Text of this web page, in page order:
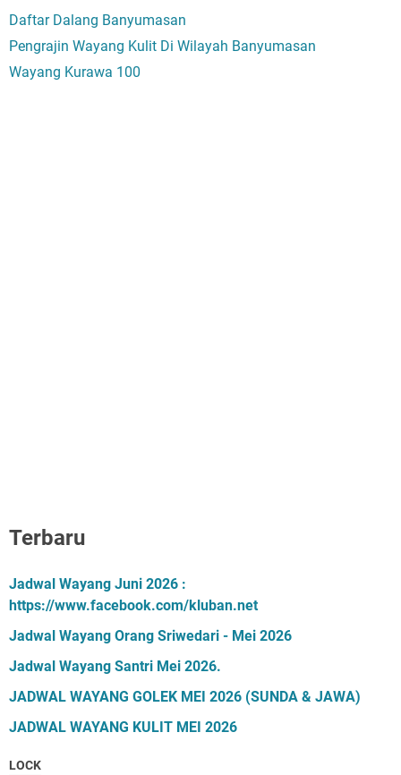
Daftar Dalang Banyumasan
Pengrajin Wayang Kulit Di Wilayah Banyumasan
Wayang Kurawa 100
Terbaru
Jadwal Wayang Juni 2026 :
https://www.facebook.com/kluban.net
Jadwal Wayang Orang Sriwedari - Mei 2026
Jadwal Wayang Santri Mei 2026.
JADWAL WAYANG GOLEK MEI 2026 (SUNDA & JAWA)
JADWAL WAYANG KULIT MEI 2026
LOCK